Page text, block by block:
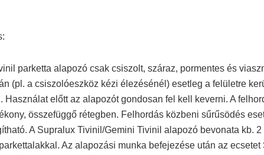
parketta alapozó csak csiszolt, száraz, pormentes és
(pl. a csiszolóeszköz kézi élezésénél) esetleg a felületre
Használat előtt az alapozót gondosan fel kell keverni. A
összefüggő rétegben. Felhordás közbeni sűrűsödés
A Supralux Tivinil/Gemini Tivinil alapozó bevonata kb. 2
Az alapozási munka befejezése után az ecsetet